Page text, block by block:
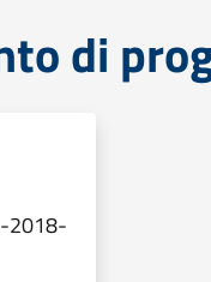
di
2018-